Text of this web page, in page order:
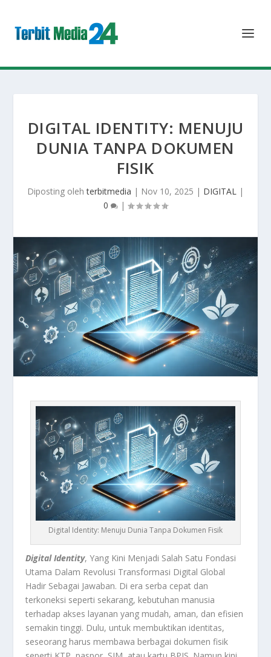
DIGITAL IDENTITY: MENUJU
DUNIA TANPA DOKUMEN
FISIK
Diposting olehterbitmedia | Nov 10, 2025 | DIGITAL |
0
|
Digital Identity: Menuju Dunia Tanpa Dokumen Fisik
Digital Identity, Yang Kini Menjadi Salah Satu Fondasi
Utama Dalam Revolusi Transformasi Digital Global
Hadir Sebagai Jawaban. Di era serba cepat dan
terkoneksi seperti sekarang, kebutuhan manusia
terhadap akses layanan yang mudah, aman, dan efisien
semakin tinggi. Dulu, untuk membuktikan identitas,
seseorang harus membawa berbagai dokumen fisik